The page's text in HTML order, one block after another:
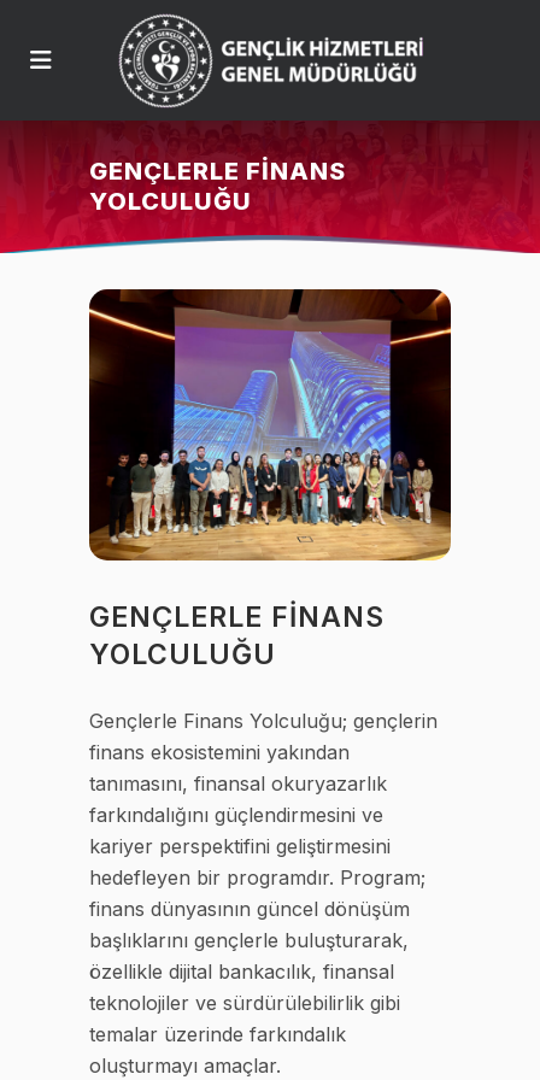
GENÇLERLE FINANS
YOLCULUĞU
GENÇLERLE FİNANS
YOLCULUĞU
Gençlerle Finans Yolculuğu; gençlerin
finans ekosistemini yakından
tanımasını, finansal okuryazarlık
farkındalığını güçlendirmesini ve
kariyer perspektifini geliştirmesini
hedefleyen bir programdır. Program;
finans dünyasının güncel dönüşüm
başlıklarını gençlerle buluşturarak,
özellikle dijital bankacılık, finansal
teknolojiler ve sürdürülebilirlik gibi
temalar üzerinde farkındalık
oluşturmayı amaçlar.